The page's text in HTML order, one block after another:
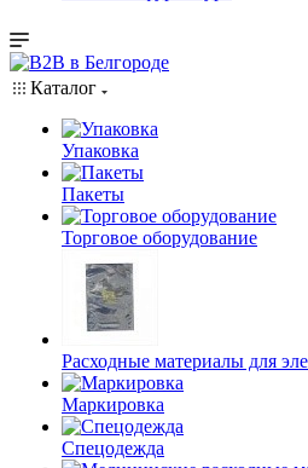
Каталог
Упаковка
Пакеты
Торговое оборудование
Расходные материалы для
Маркировка
Спецодежда